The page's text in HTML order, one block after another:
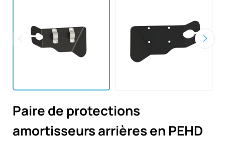
Paire de protections
amortisseurs arrières en PEHD